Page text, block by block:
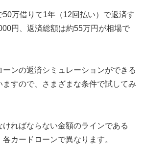
50万借りて1年（12回払い）で返済す
円、返済総額は約55万円が相場で
ンの返済シミュレーションができる
すので、さまざまな条件で試してみ
ければならない金額のラインである
各カードローンで異なります。